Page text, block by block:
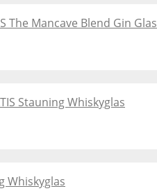
The Mancave Blend Gin Glas
Stauning Whiskyglas
Whiskyglas